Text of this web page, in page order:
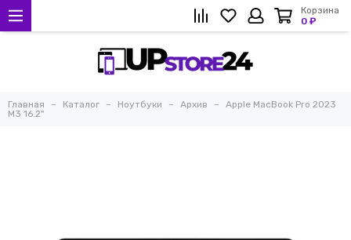
Корзина
0 ₽
Главная Каталог Ноутбуки Архив
Apple MacBook Pro 2023
M3 16.2"